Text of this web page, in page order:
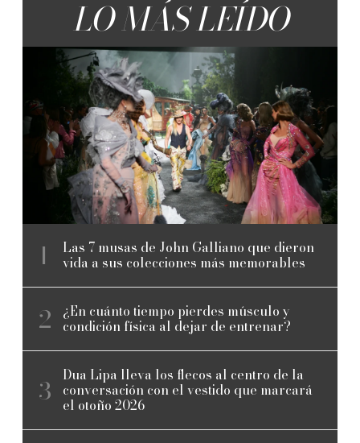
LO MÁS LEÍDO
Las 7 musas de John Galliano que dieron
vida a sus colecciones más memorables
¿En cuánto tiempo pierdes músculo y
condición física al dejar de entrenar?
Dua Lipa lleva los flecos al centro de la
conversación con el vestido que marcará
el otoño 2026